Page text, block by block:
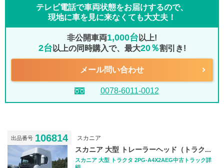
テレビ電話で車両状態をお届けするので、
現地に車を見に来なくても大丈夫！
非公開車両1,000台 以上!
2台 以上の同時購入で、最大20％割引き!
メール問い合わせ
0078-6011-0012
出品番号 106814 スカニア
スカニア 大型 トレーラーヘッド（トラク...
スカニア 大型 トラクタ 2PG-A4X2AEG中古トラック詳